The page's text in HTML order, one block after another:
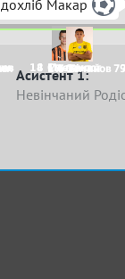
Макар
14 Милокост
8 Сметана
5 Білий
17 Османов
Асистент 1:
Невінчаний